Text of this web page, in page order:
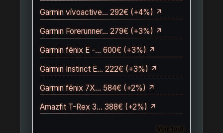
Garmin vívoactive… 292€ (+4%) ↗
Garmin Forerunner… 279€ (+3%) ↗
Garmin fēnix E -… 600€ (+3%) ↗
Garmin Instinct E… 222€ (+3%) ↗
Garmin fēnix 7X… 584€ (+2%) ↗
Amazfit T-Rex 3… 388€ (+2%) ↗
Voir tout